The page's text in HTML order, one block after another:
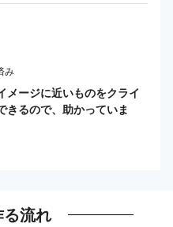
み
メージに近いものをクライ
きるので、助かっていま
る流れ